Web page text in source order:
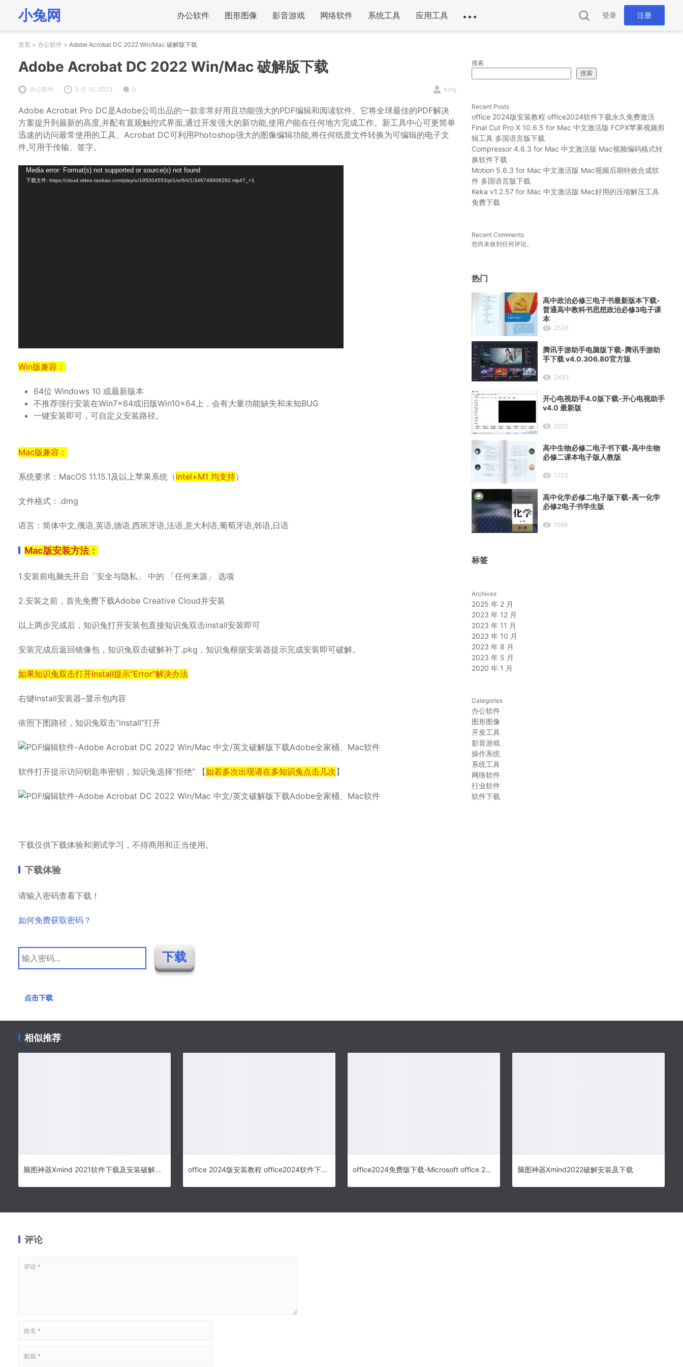
小兔网 办公软件 图形图像 影音游戏 网络软件 系统工具 应用工具 登录 注册
首页 > 办公软件 > Adob​​e Acrobat DC 2022 Win/Mac 破解版下载
Adob​​e Acrobat DC 2022 Win/Mac 破解版下载
办公软件 5 月 15, 2023 0 king
Adobe Acrobat Pro DC是Adobe公司出品的一款非常好用且功能强大的PDF编辑和阅读软件。它将全球最佳的PDF解决
方案提升到最新的高度,并配有直观触控式界面,通过开发强大的新功能,使用户能在任何地方完成工作。新工具中心可更简单
迅速的访问最常使用的工具。Acrobat DC可利用Photoshop强大的图像编辑功能,将任何纸质文件转换为可编辑的电子文
件,可用于传输、签字。
Media error: Format(s) not supported or source(s) not found
下载文件: https://cloud.video.taobao.com/play/u/195004553/p/1/e/6/t/1/346749006292.mp4?_=1
Win版兼容：
64位 Windows 10 或最新版本
不推荐强行安装在Win7x64或旧版Win10x64上，会有大量功能缺失和未知BUG
一键安装即可，可自定义安装路径。
Mac版兼容：
系统要求：MacOS 11.15.1及以上苹果系统（intel+M1 均支持）
文件格式：.dmg
语言：简体中文,俄语,英语,德语,西班牙语,法语,意大利语,葡萄牙语,韩语,日语
Mac版安装方法：
1.安装前电脑先开启「安全与隐私」 中的 「任何来源」 选项
2.安装之前，首先免费下载Adobe Creative Cloud并安装
以上两步完成后，知识兔打开安装包直接知识兔双击install安装即可
安装完成后返回镜像包，知识兔双击破解补丁.pkg，知识兔根据安装器提示完成安装即可破解。
如果知识兔双击打开Install提示“Error”解决办法
右键Install安装器–显示包内容
依照下图路径，知识兔双击“install”打开
软件打开提示访问钥匙串密钥，知识兔选择“拒绝” 【如若多次出现请在多知识兔点击几次】
下载仅供下载体验和测试学习，不得商用和正当使用。
下载体验
请输入密码查看下载！
如何免费获取密码？
点击下载
搜索
搜索
Recent Posts
office 2024版安装教程 office2024软件下载永久免费激活
Final Cut Pro X 10.6.5 for Mac 中文激活版 FCPX苹果视频剪
辑工具 多国语言版下载
Compressor 4.6.3 for Mac 中文激活版 Mac视频编码格式转
换软件下载
Motion 5.6.3 for Mac 中文激活版 Mac视频后期特效合成软
件 多国语言版下载
Keka v1.2.57 for Mac 中文激活版 Mac好用的压缩解压工具
免费下载
Recent Comments
您尚未收到任何评论。
热门
高中政治必修三电子书最新版本下载-
普通高中教科书思想政治必修3电子课
本
2538
腾讯手游助手电脑版下载-腾讯手游助
手下载 v4.0.306.80官方版
2483
开心电视助手4.0版下载-开心电视助手
v4.0 最新版
2222
高中生物必修二电子书下载-高中生物
必修二课本电子版人教版
1705
高中化学必修二电子版下载-高一化学
必修2电子书学生版
1566
标签
Archives
2025 年 2 月
2023 年 12 月
2023 年 11 月
2023 年 10 月
2023 年 8 月
2023 年 5 月
2020 年 1 月
Categories
办公软件
图形图像
开发工具
影音游戏
操作系统
系统工具
网络软件
行业软件
软件下载
相似推荐
脑图神器Xmind 2021软件下载及安装破解教程 office 2024版安装教程 office2024软件下载永久免费激活 office2024免费版下载-Microsoft office 2024中文版安装教程 脑图神器Xmind2022破解安装及下载
评论